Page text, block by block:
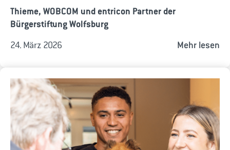
Thieme, WOBCOM und entricon Partner der
Bürgerstiftung Wolfsburg
24. März 2026 Mehr lesen